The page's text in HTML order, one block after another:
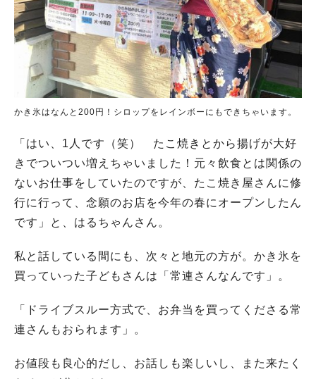
かき氷はなんと200円！シロップをレインボーにもできちゃいます。
「はい、1人です（笑） たこ焼きとから揚げが大好
きでついつい増えちゃいました！元々飲食とは関係の
ないお仕事をしていたのですが、たこ焼き屋さんに修
行に行って、念願のお店を今年の春にオープンしたん
です」と、はるちゃんさん。
私と話している間にも、次々と地元の方が。かき氷を
買っていった子どもさんは「常連さんなんです」。
「ドライブスルー方式で、お弁当を買ってくださる常
連さんもおられます」。
お値段も良心的だし、お話しも楽しいし、また来たく